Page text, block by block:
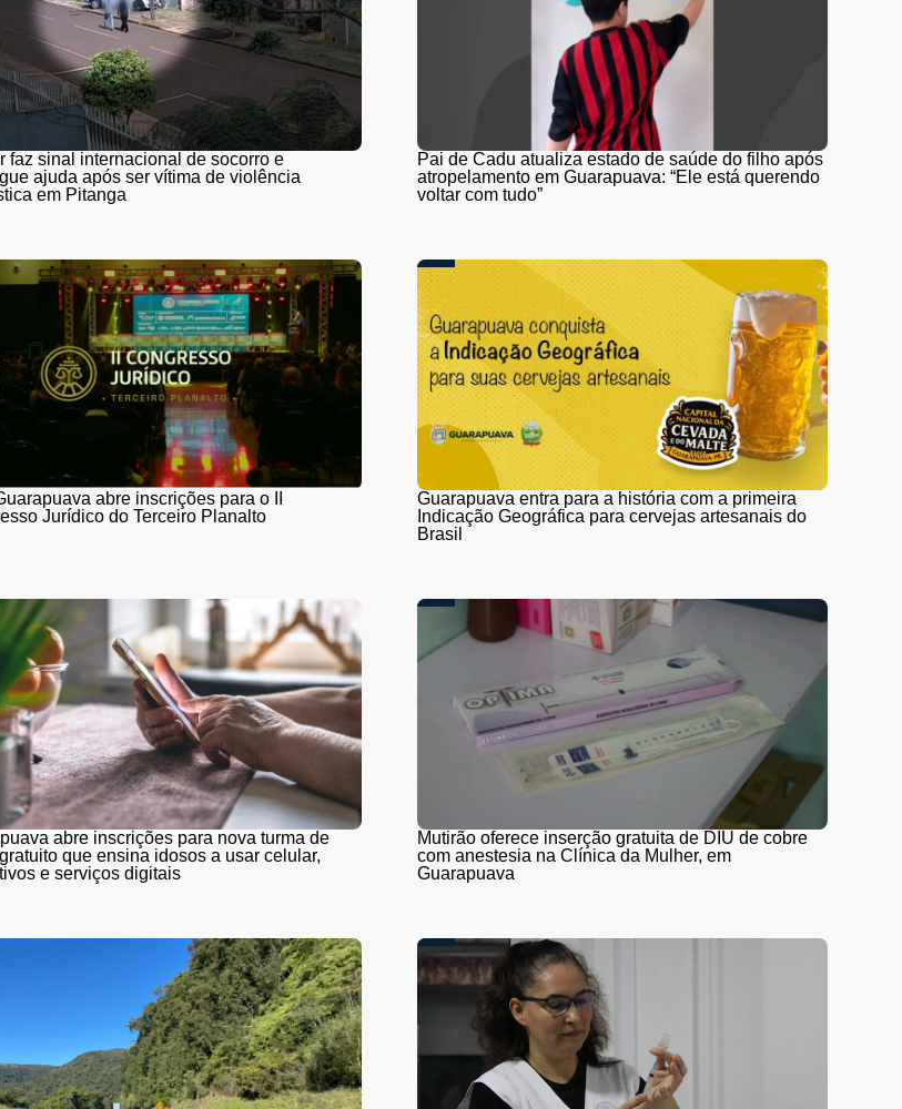
faz sinal internacional de socorro e
ajuda após ser vítima de violência
em Pitanga
Pai de Cadu atualiza estado de saúde do filho após
atropelamento em Guarapuava: “Ele está querendo
voltar com tudo”
abre inscrições para o II
Jurídico do Terceiro Planalto
Guarapuava entra para a história com a primeira
Indicação Geográfica para cervejas artesanais do
Brasil
abre inscrições para nova turma de
que ensina idosos a usar celular,
e serviços digitais
Mutirão oferece inserção gratuita de DIU de cobre
com anestesia na Clínica da Mulher, em
Guarapuava